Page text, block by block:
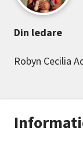
Din ledare
Robyn Cecilia